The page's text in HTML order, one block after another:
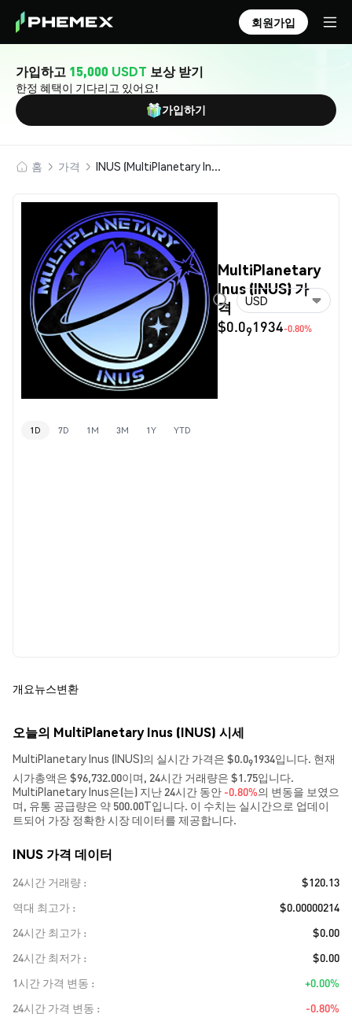
회원가입
가입하고 15,000 USDT 보상 받기
한정 혜택이 기다리고 있어요!
가입하기
홈 가격 INUS (MultiPlanetary Inus)
MultiPlanetary
Inus (INUS) 가
격
$0.091934-0.80%
USD
1D 7D 1M 3M 1Y YTD
개요뉴스변환
오늘의 MultiPlanetary Inus (INUS) 시세
MultiPlanetary Inus (INUS)의 실시간 가격은 $0.091934입니다. 현재
시가총액은 $96,732.00이며, 24시간 거래량은 $1.75입니다.
MultiPlanetary Inus은(는) 지난 24시간 동안 -0.80%의 변동을 보였으
며, 유통 공급량은 약 500.00T입니다. 이 수치는 실시간으로 업데이
트되어 가장 정확한 시장 데이터를 제공합니다.
INUS 가격 데이터
24시간 거래량
$120.13
역대 최고가
$0.00000214
24시간 최고가
$0.00
24시간 최저가
$0.00
1시간 가격 변동
+0.00%
24시간 가격 변동
-0.80%